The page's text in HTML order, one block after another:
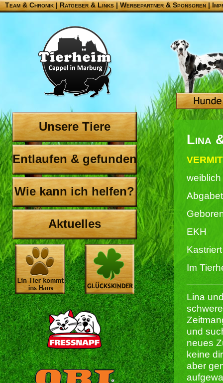
Team & Chronik |Ratgeber & Links|Werbepartner & Sponsoren|
Unsere Tiere
Entlaufen & gefunden
Wie kann ich helfen?
Aktuelles
Lina
EKH
Im
Lina
und
neues
keine
aber